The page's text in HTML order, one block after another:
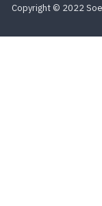
Copyright © 2022